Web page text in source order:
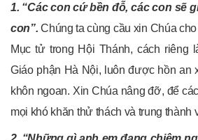
1. “Các con cứ bền đỗ, các con sẽ
con”.Chúng ta cùng cầu xin Chúa
Mục tử trong Hội Thánh, cách riêng
Giáo phận Hà Nội, luôn được hồn an
khôn ngoan. Xin Chúa nâng đỡ, để
mọi khó khăn thử thách và trung thành